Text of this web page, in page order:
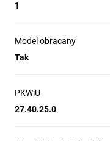
1
Model obracany
Tak
PKWiU
27.40.25.0